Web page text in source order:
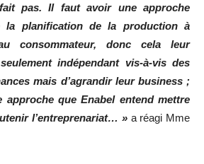
pas. Il faut avoir une approche
la planification de la production à
consommateur, donc cela leur
indépendant vis-à-vis des
mais d’agrandir leur business ;
approche que Enabel entend mettre
l’entreprenariat… »a réagi Mme